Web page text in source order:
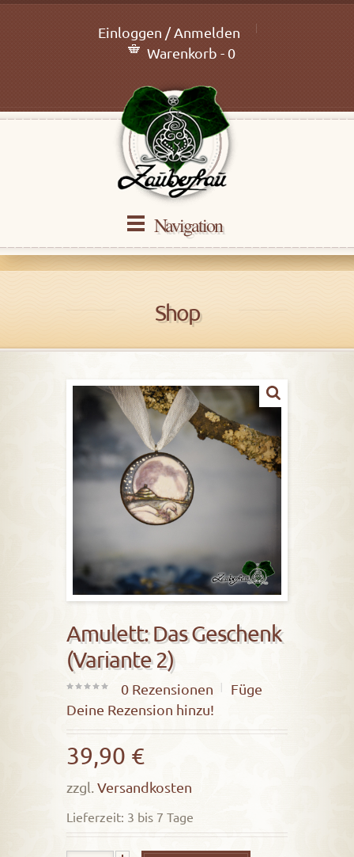
Einloggen / Anmelden
Warenkorb - 0
Navigation
Shop
Amulett: Das Geschenk
(Variante 2)
out
5
0 Rezensionen
Füge
Deine Rezension hinzu!
39,90 €
zzgl. Versandkosten
Lieferzeit: 3 bis 7 Tage